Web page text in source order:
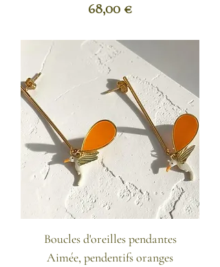
Prix
68,00 €
Boucles d'oreilles pendantes
Aimée, pendentifs oranges